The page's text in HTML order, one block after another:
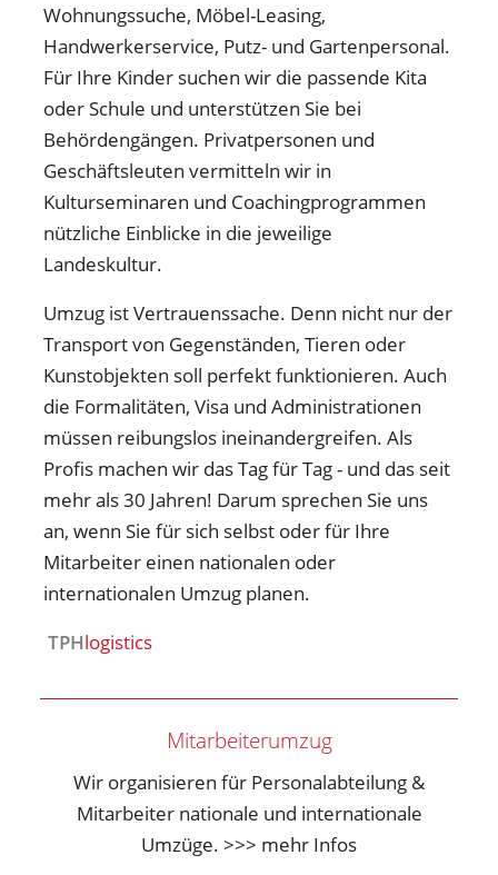
Wohnungssuche, Möbel-Leasing,
Handwerkerservice, Putz- und Gartenpersonal.
Für Ihre Kinder suchen wir die passende Kita
oder Schule und unterstützen Sie bei
Behördengängen. Privatpersonen und
Geschäftsleuten vermitteln wir in
Kulturseminaren und Coachingprogrammen
nützliche Einblicke in die jeweilige
Landeskultur.
Umzug ist Vertrauenssache. Denn nicht nur der
Transport von Gegenständen, Tieren oder
Kunstobjekten soll perfekt funktionieren. Auch
die Formalitäten, Visa und Administrationen
müssen reibungslos ineinandergreifen. Als
Profis machen wir das Tag für Tag - und das seit
mehr als 30 Jahren! Darum sprechen Sie uns
an, wenn Sie für sich selbst oder für Ihre
Mitarbeiter einen nationalen oder
internationalen Umzug planen.
TPHlogistics
Mitarbeiterumzug
Wir organisieren für Personalabteilung &
Mitarbeiter nationale und internationale
Umzüge. >>> mehr Infos